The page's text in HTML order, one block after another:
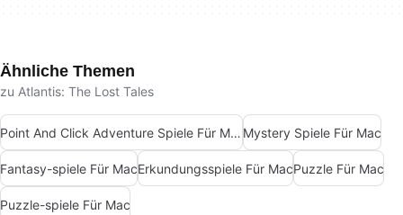
Ähnliche Themen
zu Atlantis: The Lost Tales
Point And Click Adventure Spiele Für Mac Mystery Spiele Für Mac
Fantasy-spiele Für MacErkundungsspiele Für MacPuzzle Für Mac
Puzzle-spiele Für Mac